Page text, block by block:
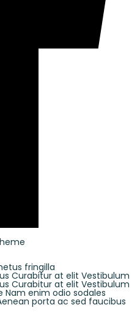
fringilla
Curabitur at elit Vestibulum
Curabitur at elit Vestibulum
enim odio sodales
porta ac sed faucibus